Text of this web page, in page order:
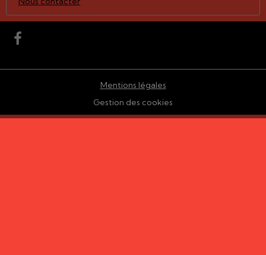
Mentions légales
Gestion des cookies